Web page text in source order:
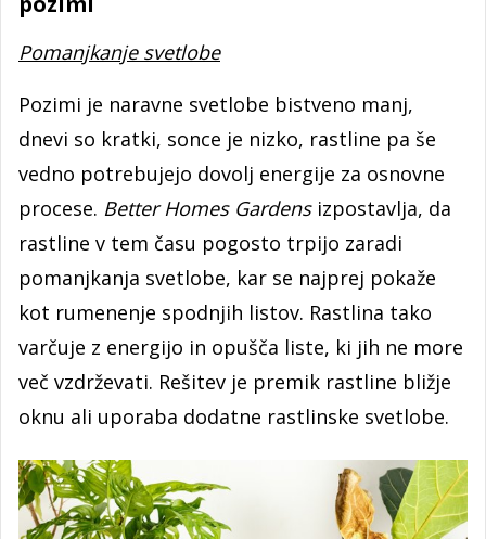
Pomanjkanje svetlobe
Pozimi je naravne svetlobe bistveno manj,
dnevi so kratki, sonce je nizko, rastline pa še
vedno potrebujejo dovolj energije za osnovne
procese. Better Homes Gardens izpostavlja, da
rastline v tem času pogosto trpijo zaradi
pomanjkanja svetlobe, kar se najprej pokaže
kot rumenenje spodnjih listov. Rastlina tako
varčuje z energijo in opušča liste, ki jih ne more
več vzdrževati. Rešitev je premik rastline bližje
oknu ali uporaba dodatne rastlinske svetlobe.